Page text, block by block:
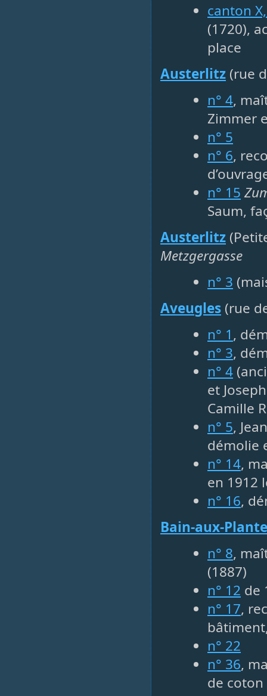
canton
(1720),
place
Austerlitz (rue
n° 4,
Zimmer
n° 5
n° 6,
n° 15
Saum,
Austerlitz
Metzgergasse
n° 3
Aveugles (rue
n° 1,
n° 3,
n° 4
et
Camille
n° 5,
démolie
n° 14,
en 1912
n° 16,
Bain-aux-
n° 8,
(1887)
n° 12 de
n° 17,
n° 22
n° 36,
de coton